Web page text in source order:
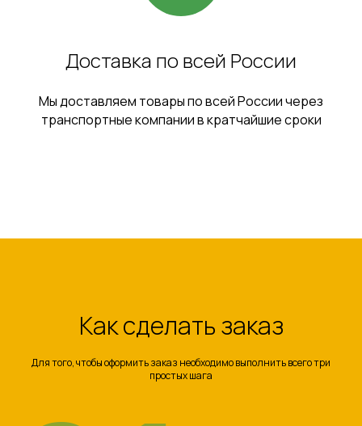
Доставка по всей России
Мы доставляем товары по всей России через
транспортные компании в кратчайшие сроки
Как сделать заказ
Для того, чтобы оформить заказ необходимо выполнить всего три
простых шага